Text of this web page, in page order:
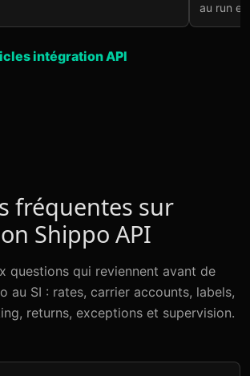
au run
intégration API
fréquentes sur
Shippo API
questions qui reviennent avant de
au SI : rates, carrier accounts, labels,
returns, exceptions et supervision.